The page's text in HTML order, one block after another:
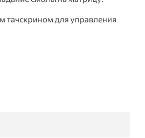
для управления